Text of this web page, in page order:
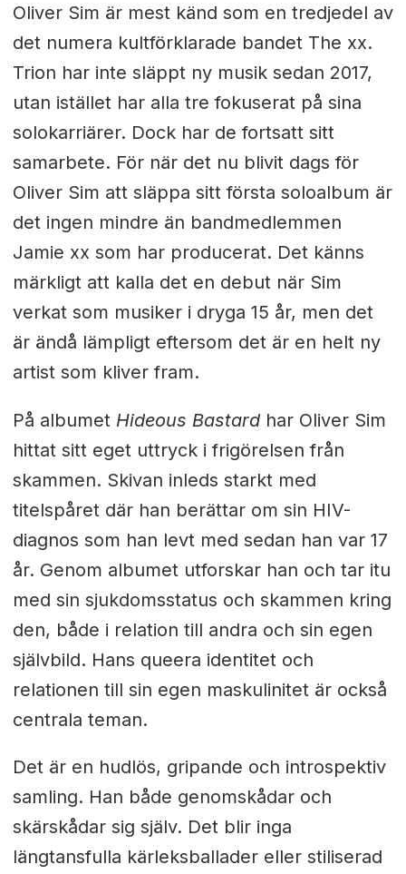
Oliver Sim är mest känd som en tredjedel av
det numera kultförklarade bandet The xx.
Trion har inte släppt ny musik sedan 2017,
utan istället har alla tre fokuserat på sina
solokarriärer. Dock har de fortsatt sitt
samarbete. För när det nu blivit dags för
Oliver Sim att släppa sitt första soloalbum är
det ingen mindre än bandmedlemmen
Jamie xx som har producerat. Det känns
märkligt att kalla det en debut när Sim
verkat som musiker i dryga 15 år, men det
är ändå lämpligt eftersom det är en helt ny
artist som kliver fram.
På albumet Hideous Bastardhar Oliver Sim
hittat sitt eget uttryck i frigörelsen från
skammen. Skivan inleds starkt med
titelspåret där han berättar om sin HIV-
diagnos som han levt med sedan han var 17
år. Genom albumet utforskar han och tar itu
med sin sjukdomsstatus och skammen kring
den, både i relation till andra och sin egen
självbild. Hans queera identitet och
relationen till sin egen maskulinitet är också
centrala teman.
Det är en hudlös, gripande och introspektiv
samling. Han både genomskådar och
skärskådar sig själv. Det blir inga
längtansfulla kärleksballader eller stiliserad